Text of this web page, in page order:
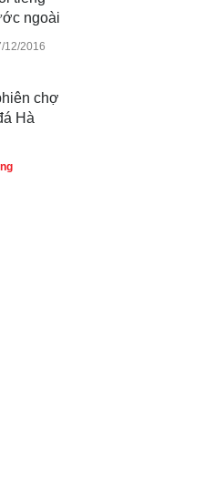
04/2020
canh cốt
04/2020
ngoài
12/2016
chợ
Hà